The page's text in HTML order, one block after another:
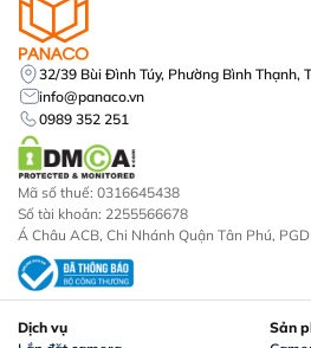
Dịch vụ
Sản
32/39 Bùi Đình Túy, Phường Bình Thạnh,
info@panaco.vn
0989 352 251
Mã số thuế: 0316645438
Số tài khoản: 2255566678
Á Châu ACB, Chi Nhánh Quận Tân Phú,